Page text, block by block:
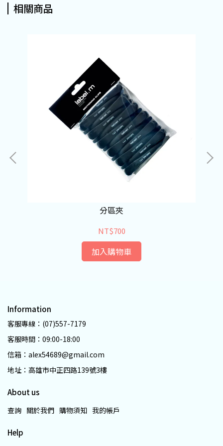
相關商品
分區夾
NT$700
加入購物車
Information
客服專線：(07)557-7179
客服時間：09:00-18:00
信箱：alex54689@gmail.com
地址：高雄市中正四路139號3樓
About us
查詢 關於我們 購物須知 我的帳戶
Help